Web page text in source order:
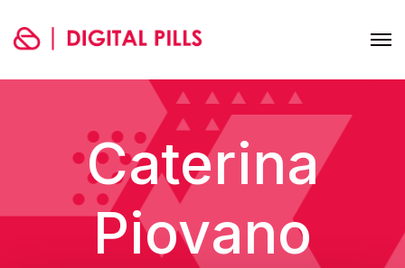
Caterina
Piovano